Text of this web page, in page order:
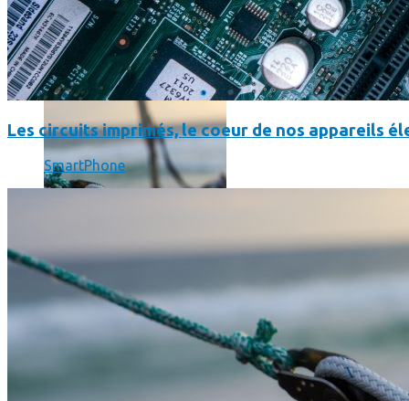
Même hors-ligne votre smartphone peut vous aider en
Comment réduire au maximum la consommation de son
Les circuits imprimés, le coeur de nos appareils
SmartPhone